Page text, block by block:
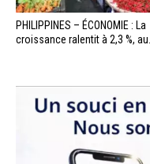
PHILIPPINES – ÉCONOMIE : La
croissance ralentit à 2,3 %, au...